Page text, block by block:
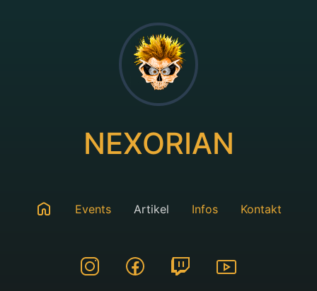
NEXORIAN
Events Artikel Infos Kontakt